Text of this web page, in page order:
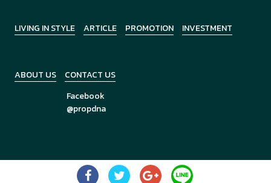
LIVING IN STYLE ARTICLE PROMOTION INVESTMENT
ABOUT US
CONTACT US
Facebook
@propdna
Copyright © 2026PropDNAAll Rights Reserved.